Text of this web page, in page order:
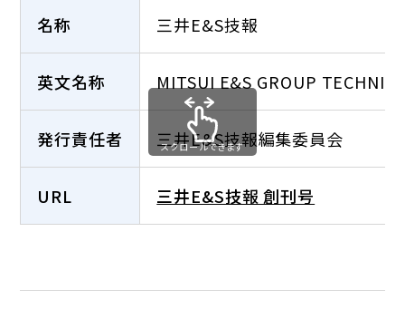
名称 三井E&S技報
英文名称 MITSUI E&S GROUP
発行責任者 三井E&S技報編集委員会
URL 三井E&S技報 創刊号
スクロールできます